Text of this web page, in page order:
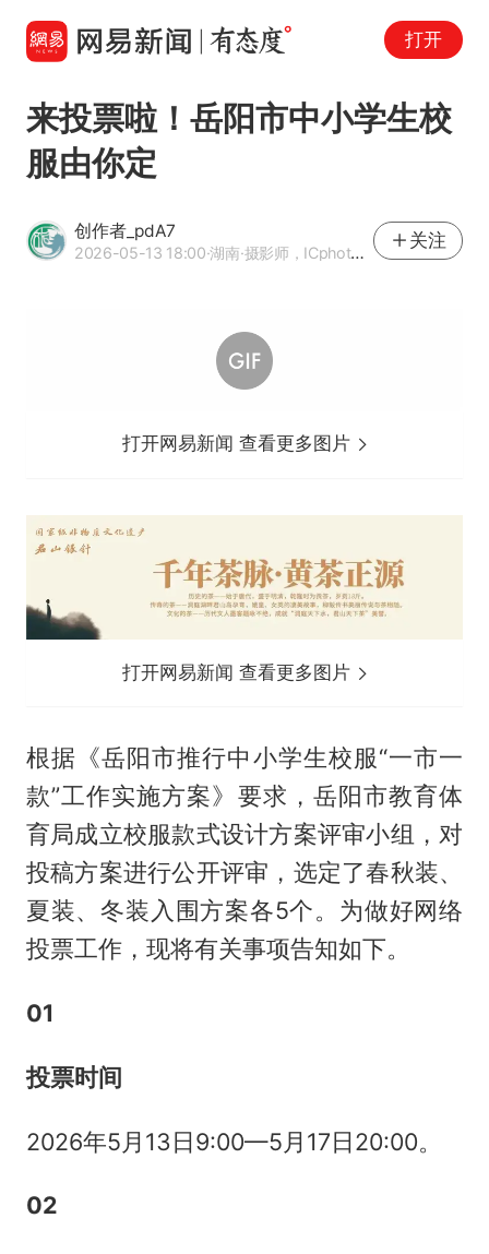
打开
来投票啦！岳阳市中小学生校
服由你定
创作者_pdA7
2026-05-13 18:00·湖南·摄影师，ICphoto签约摄影师
关注
打开网易新闻 查看更多图片
打开网易新闻 查看更多图片
根据《岳阳市推行中小学生校服“一市一
款”工作实施方案》要求，岳阳市教育体
育局成立校服款式设计方案评审小组，对
投稿方案进行公开评审，选定了春秋装、
夏装、冬装入围方案各5个。为做好网络
投票工作，现将有关事项告知如下。
01
投票时间
2026年5月13日9:00—5月17日20:00。
02